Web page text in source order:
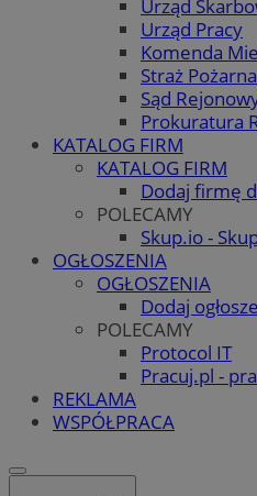
Urząd
Urząd Pracy
Komenda
Straż Pożarna
Sąd
Prokuratura
KATALOG FIRM
KATALOG FIRM
Dodaj firmę
POLECAMY
Skup.io -
OGŁOSZENIA
OGŁOSZENIA
Dodaj
POLECAMY
Protocol IT
Pracuj.pl -
REKLAMA
WSPÓŁPRACA